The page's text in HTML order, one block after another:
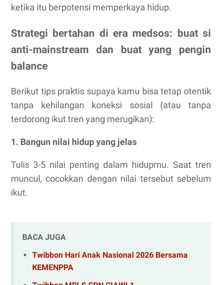
ketika itu berpotensi memperkaya hidup.
Strategi bertahan di era medsos: buat si
anti-mainstream dan buat yang pengin
balance
Berikut tips praktis supaya kamu bisa tetap otentik
tanpa kehilangan koneksi sosial (atau tanpa
terdorong ikut tren yang merugikan):
1. Bangun nilai hidup yang jelas
Tulis 3-5 nilai penting dalam hidupmu. Saat tren
muncul, cocokkan dengan nilai tersebut sebelum
ikut.
BACA JUGA
Twibbon Hari Anak Nasional 2026 Bersama
KEMENPPA